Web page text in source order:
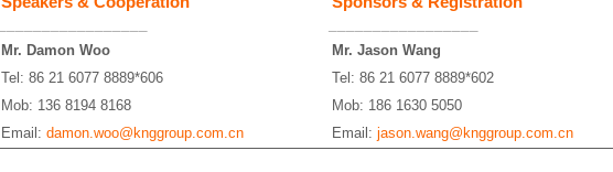
Mr. Damon Woo
Tel: 86 21 6077 8889*606
Mob: 136 8194 8168
Email: damon.woo@knggroup.com.cn
Mr. Jason Wang
Tel: 86 21 6077 8889*602
Mob: 186 1630 5050
Email: jason.wang@knggroup.com.cn